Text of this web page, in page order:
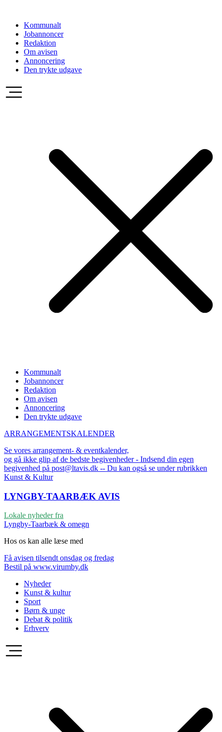
indholdKommunalt
Jobannoncer
Redaktion
Om avisen
Annoncering
Den trykte udgave
Kommunalt
Jobannoncer
Redaktion
Om avisen
Annoncering
Den trykte udgave
ARRANGEMENTSKALENDER
Se vores arrangement- & eventkalender,
og gå ikke glip af de bedste begivenheder - Indsend din egen
begivenhed på post@ltavis.dk -- Du kan også se under rubrikken
Kunst & Kultur
LYNGBY-TAARBÆK AVIS
Lokale nyheder fra
Lyngby-Taarbæk & omegn
Hos os kan alle læse med
Få avisen tilsendt onsdag og fredag
Bestil på www.virumby.dk
Nyheder
Kunst & kultur
Sport
Børn & unge
Debat & politik
Erhverv